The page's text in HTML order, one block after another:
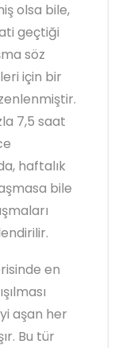
olsa bile,
geçtiği
söz
için bir
7,5 saat
haftalık
bile
en
aşan her
Bu tür